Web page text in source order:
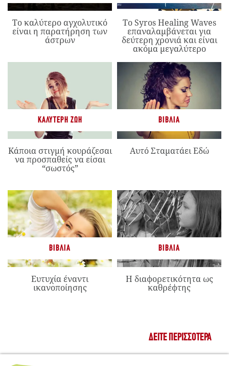
Το καλύτερο αγχολυτικό
είναι η παρατήρηση των
άστρων
Το Syros Healing Waves
επαναλαμβάνεται για
δεύτερη χρονιά και είναι
ακόμα μεγαλύτερο
ΚΑΛΎΤΕΡΗ ΖΩΉ
Κάποια στιγμή κουράζεσαι
να προσπαθείς να είσαι
“σωστός”
ΒΙΒΛΊΑ
Αυτό Σταματάει Εδώ
ΒΙΒΛΊΑ
Ευτυχία έναντι
ικανοποίησης
ΒΙΒΛΊΑ
Η διαφορετικότητα ως
καθρέφτης
ΔΕΊΤΕ ΠΕΡΙΣΣΌΤΕΡΑ